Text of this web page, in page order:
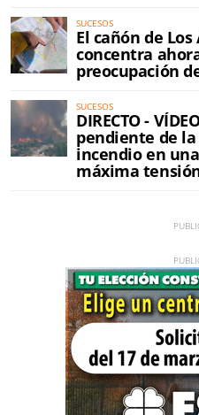
SUCESOS
El cañón de
concentra
preocupación
SUCESOS
DIRECTO -
pendiente de
incendio en
máxima